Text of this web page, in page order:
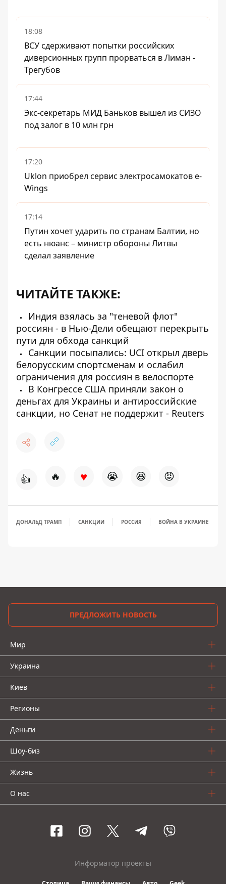
18:08
ВСУ сдерживают попытки российских
диверсионных групп прорваться в Лиман -
Трегубов
17:44
Экс-секретарь МИД Баньков вышел из СИЗО
под залог в 10 млн грн
17:20
Uklon приобрел сервис электросамокатов e-
Wings
17:14
Путин хочет ударить по странам Балтии, но
есть нюанс – министр обороны Литвы
сделал заявление
ЧИТАЙТЕ ТАКЖЕ:
Индия взялась за "теневой флот"
россиян - в Нью-Дели обещают перекрыть
пути для обхода санкций
Санкции посыпались: UCI открыл дверь
белорусским спортсменам и ослабил
ограничения для россиян в велоспорте
В Конгрессе США приняли закон о
деньгах для Украины и антироссийские
санкции, но Сенат не поддержит - Reuters
👍 🔥 ♥ 😭 😆 😡
ДОНАЛЬД ТРАМП САНКЦИИ РОССИЯ ВОЙНА В УКРАИНЕ
ПРЕДЛОЖИТЬ НОВОСТЬ
Мир
Украина
Киев
Регионы
Деньги
Шоу-биз
Жизнь
О нас
Информатор проекты